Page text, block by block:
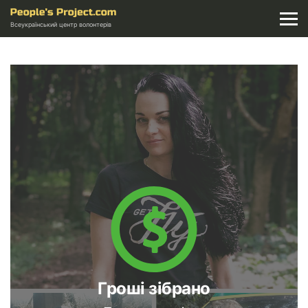
Всеукраїнський центр волонтерів
Гроші зібрано